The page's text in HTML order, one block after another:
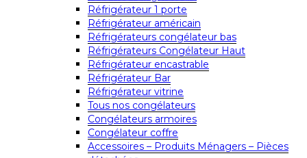
Réfrigérateur 1 porte
Réfrigérateur américain
Réfrigérateurs congélateur bas
Réfrigérateurs Congélateur Haut
Réfrigérateur encastrable
Réfrigérateur Bar
Réfrigérateur vitrine
Tous nos congélateurs
Congélateurs armoires
Congélateur coffre
Accessoires – Produits Ménagers – Pièces